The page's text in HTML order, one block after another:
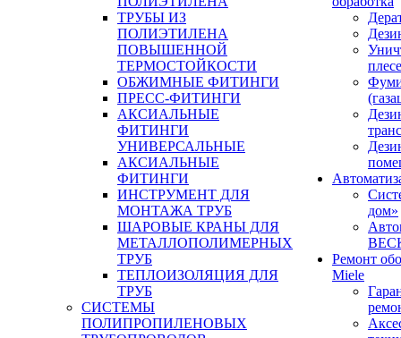
ТРУБЫ ИЗ
ПОЛИЭТИЛЕНА
ПОВЫШЕННОЙ
ТЕРМОСТОЙКОСТИ
ОБЖИМНЫЕ ФИТИНГИ
ПРЕСС-ФИТИНГИ
АКСИАЛЬНЫЕ
ФИТИНГИ
УНИВЕРСАЛЬНЫЕ
АКСИАЛЬНЫЕ
ФИТИНГИ
ИНСТРУМЕНТ ДЛЯ
МОНТАЖА ТРУБ
ШАРОВЫЕ КРАНЫ ДЛЯ
МЕТАЛЛОПОЛИМЕРНЫХ
ТРУБ
ТЕПЛОИЗОЛЯЦИЯ ДЛЯ
ТРУБ
СИСТЕМЫ
ПОЛИПРОПИЛЕНОВЫХ
дом»
Ремонт
Miele